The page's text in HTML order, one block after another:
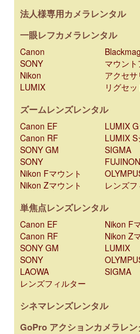
法人様専用カメラレンタル
一眼レフカメラレンタル
Canon
SONY
マウン
Nikon
アクセサ
LUMIX
リグセッ
ズームレンズレンタル
Canon EF
LUMIX
Canon RF
LUMIX
SONY GM
SIGMA
SONY
Nikon Fマウント
Nikon Zマウント
レンズ
単焦点レンズレンタル
Canon EF
Nikon F
Canon RF
Nikon Z
SONY GM
LUMIX
SONY
LAOWA
SIGMA
レンズフィルター
シネマレンズレンタル
GoPro アクションカメラレン